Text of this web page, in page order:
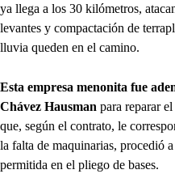
ya llega a los 30 kilómetros,
levantes y compactación de
lluvia queden en el camino.
Esta empresa menonita fue
Chávez Hausman para reparar
que, según el contrato, le
la falta de maquinarias, procedió
permitida en el pliego de bases.